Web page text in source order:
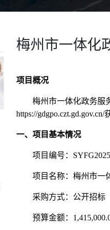
梅州市一体化
项目概况
梅州市一体化政务服
https://gdgpo.czt.gd.gov.cn/
一、项目基本情况
项目编号：
项目名称：梅州市一
采购方式：公开招标
预算金额：